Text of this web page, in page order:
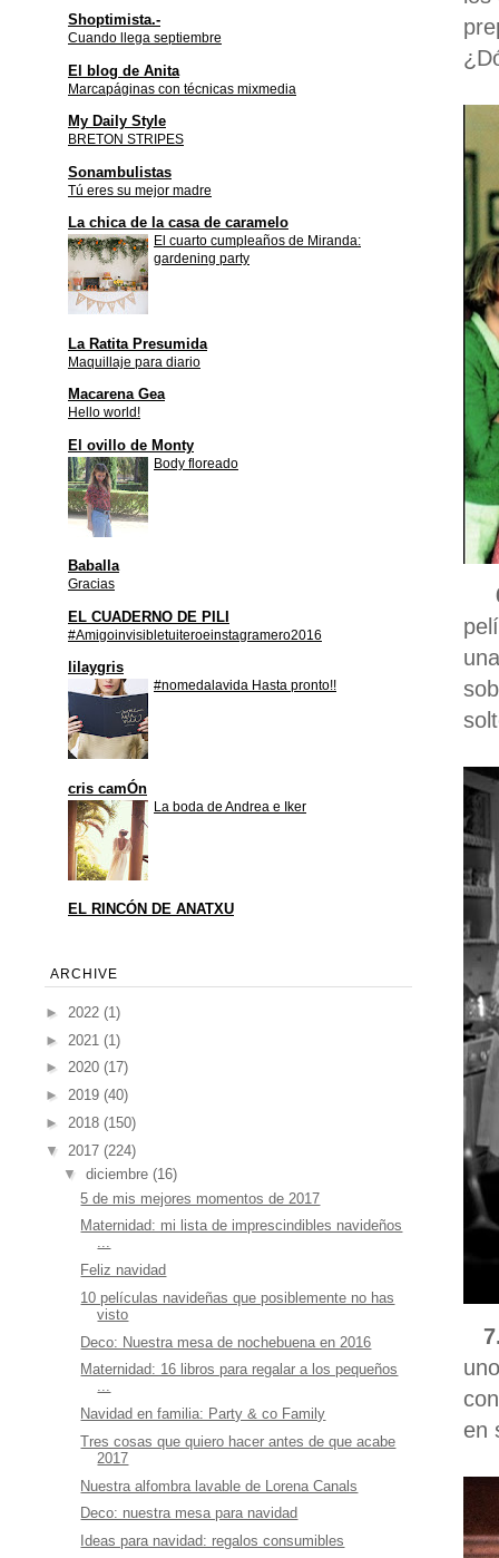
en
Shoptimista.-
Cuando llega septiembre
El blog de Anita
Marcapáginas con técnicas mixmedia
My Daily Style
BRETON STRIPES
Sonambulistas
Tú eres su mejor madre
La chica de la casa de caramelo
El cuarto cumpleaños de Miranda:
gardening party
La Ratita Presumida
Maquillaje para diario
Macarena Gea
Hello world!
El ovillo de Monty
Body floreado
Baballa
Gracias
EL CUADERNO DE PILI
#Amigoinvisibletuiteroeinstagramero2016
lilaygris
#nomedalavida Hasta pronto!!
cris camÓn
La boda de Andrea e Iker
EL RINCÓN DE ANATXU
ARCHIVE
► 2022 (1)
► 2021 (1)
► 2020 (17)
► 2019 (40)
► 2018 (150)
▼ 2017 (224)
▼ diciembre (16)
5 de mis mejores momentos de 2017
Maternidad: mi lista de imprescindibles navideños
...
Feliz navidad
10 películas navideñas que posiblemente no has
visto
Deco: Nuestra mesa de nochebuena en 2016
Maternidad: 16 libros para regalar a los pequeños
...
Navidad en familia: Party & co Family
Tres cosas que quiero hacer antes de que acabe
2017
Nuestra alfombra lavable de Lorena Canals
Deco: nuestra mesa para navidad
Ideas para navidad: regalos consumibles